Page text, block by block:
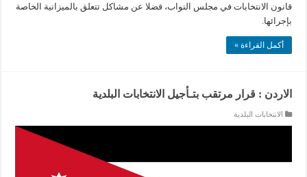
قانون الانتخابات في مجلس النواب، فضلا عن مشاكل تتعلق بالميزانية الخاصة
بإجرائها.
أكمل القراءة »
الاردن : قرار مرتقب بتـأجيل الانتخابات البلدية
الانتخابات البلدية